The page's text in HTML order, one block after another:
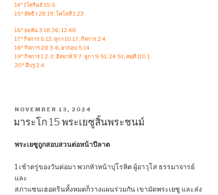
14* 1โครินธ์ 15:5
15* มัทธิว 28:19; โคโลสี 1:23
16* ยอห์น 3:18,36; 12:48
17* กิจการ 5:12; ลูกา 10:17; กิจการ 2:4
18* กิจการ 28:3-6; ยากอบ 5:14
19* กิจการ 1:2-3; อิสยาห์ 9:7; ลูกา 9:51; 24:51; สดุดี 110:1
20* ฮีบรู 2:4
POSTED
NOVEMBER 13, 2024
มาระโก 15 พระเยซูสิ้นพระชนม์
พระเยซูถูกสอบสวนต่อหน้าปีลาต
1 เช้าตรู่ของวันต่อมา พวกหัวหน้าปุโรหิต ผู้อาวุโส ธรรมาจารย์
และ
สภาแซนเฮอดรินทั้งหมดก็วางแผนร่วมกัน เขามัดพระเยซู และส่ง